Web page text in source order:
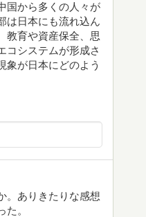
国から多くの人々が
は日本にも流れ込ん
教育や資産保全、思
コシステムが形成さ
象が日本にどのよう
。ありきたりな感想
。